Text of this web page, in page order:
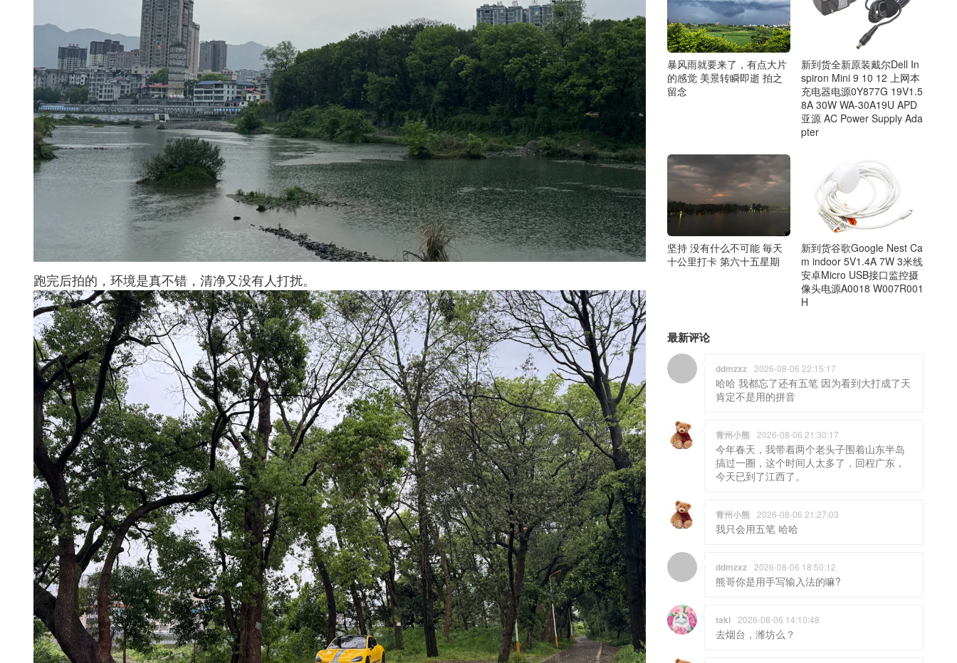
跑完后拍的，环境是真不错，清净又没有人打扰。
暴风雨就要来了，有点大片
的感觉 美景转瞬即逝 拍之
留念
新到货全新原装戴尔Dell In
spiron Mini 9 10 12 上网本
充电器电源0Y877G 19V1.5
8A 30W WA-30A19U APD
亚源 AC Power Supply Ada
pter
坚持 没有什么不可能 毎天
十公里打卡 第六十五星期
新到货谷歌Google Nest Ca
m indoor 5V1.4A 7W 3米线
安卓Micro USB接口监控摄
像头电源A0018 W007R001
H
最新评论
ddmzxz 2026-08-06 22:15:17
哈哈 我都忘了还有五笔 因为看到大打成了天
肯定不是用的拼音
青州小熊 2026-08-06 21:30:17
今年春天，我带着两个老头子围着山东半岛
搞过一圈，这个时间人太多了，回程广东，
今天已到了江西了。
青州小熊 2026-08-06 21:27:03
我只会用五笔 哈哈
ddmzxz 2026-08-06 18:50:12
熊哥你是用手写输入法的嘛?
taki 2026-08-06 14:10:48
去烟台，潍坊么？